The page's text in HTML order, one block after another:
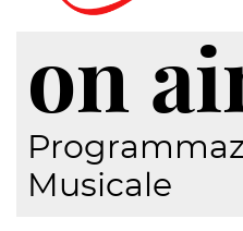
on
Musicale